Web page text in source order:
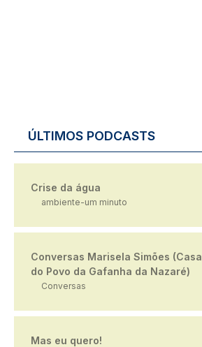
ÚLTIMOS PODCASTS
Crise da água
ambiente-um minuto
Conversas Marisela Simões (Casa
do Povo da Gafanha da Nazaré)
Conversas
Mas eu quero!